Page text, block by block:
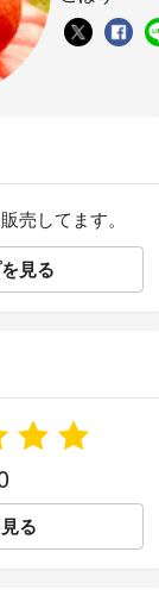
売してます。
見る
る